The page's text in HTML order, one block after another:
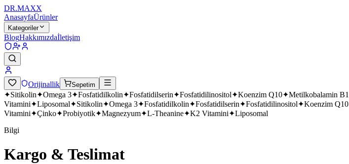
DR.MAXX
AnasayfaÜrünler
Kategoriler
BlogHakkımızdaİletişim
Orijinallik Sepetim
✦Sitikolin✦Omega 3✦Fosfatidilkolin✦Fosfatidilserin✦Fosfatidilinositol✦Koenzim Q10✦Metilkobalamin
Vitamini✦Liposomal✦Sitikolin✦Omega 3✦Fosfatidilkolin✦Fosfatidilserin✦Fosfatidilinositol✦Koenzim Q10
Vitamini✦Çinko✦Probiyotik✦Magnezyum✦L-Theanine✦K2 Vitamini✦Liposomal
Bilgi
Kargo & Teslimat